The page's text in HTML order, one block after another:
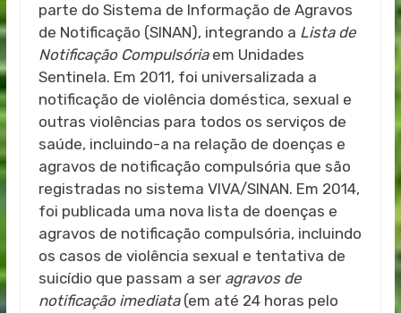
parte do Sistema de Informação de Agravos
de Notificação (SINAN), integrando a Lista de
Notificação Compulsóriaem Unidades
Sentinela. Em 2011, foi universalizada a
notificação de violência doméstica, sexual e
outras violências para todos os serviços de
saúde, incluindo-a na relação de doenças e
agravos de notificação compulsória que são
registradas no sistema VIVA/SINAN. Em 2014,
foi publicada uma nova lista de doenças e
agravos de notificação compulsória, incluindo
os casos de violência sexual e tentativa de
suicídio que passam a seragravos de
notificação imediata(em até 24 horas pelo